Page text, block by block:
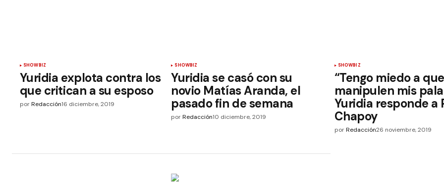
SHOWBIZ
Yuridia explota contra los
que critican a su esposo
porRedacción16 diciembre, 2019
SHOWBIZ
Yuridia se casó con su
novio Matías Aranda, el
pasado fin de semana
por Redacción10 diciembre, 2019
SHOWBIZ
“Tengo miedo a que
manipulen mis
Yuridia responde a
Chapoy
por Redacción26 noviembre, 2019